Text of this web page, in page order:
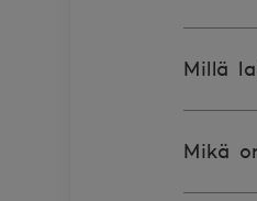
Millä
Mikä